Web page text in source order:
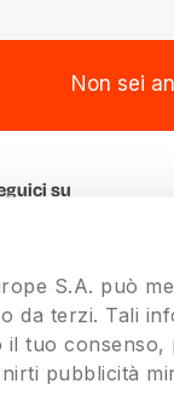
S.A. può
da terzi. Tali
tuo
pubblicità
Non sei
su